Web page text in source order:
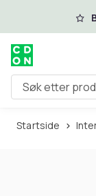
Hopp til
Søk etter
Startside